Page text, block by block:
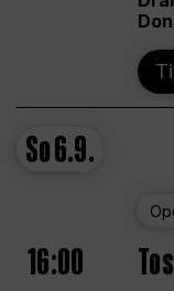
So6.9.
16:00